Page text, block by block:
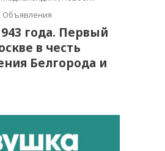
, Объявления
года. Первый
в честь
Белгорода и